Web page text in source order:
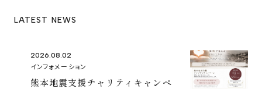
LATEST NEWS
2026.08.02
インフォメーション
熊本地震支援チャリティキャンペ